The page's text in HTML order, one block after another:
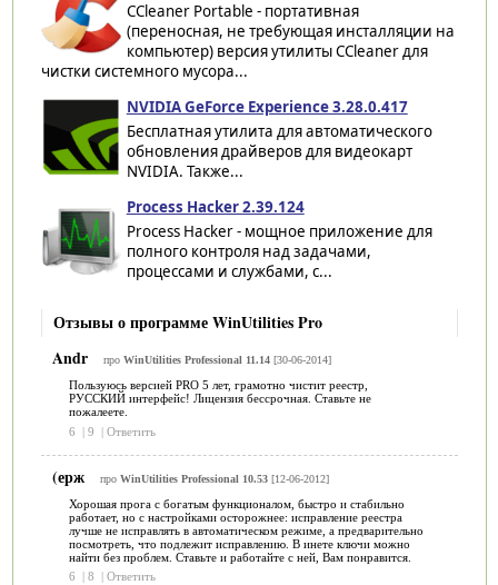
CCleaner Portable - портативная
(переносная, не требующая инсталляции на
компьютер) версия утилиты CCleaner для
чистки системного мусора...
NVIDIA GeForce Experience 3.28.0.417
Бесплатная утилита для автоматического
обновления драйверов для видеокарт
NVIDIA. Также...
Process Hacker 2.39.124
Process Hacker - мощное приложение для
полного контроля над задачами,
процессами и службами, с...
Отзывы о программе WinUtilities Pro
Andr
про WinUtilities Professional 11.14[30-06-2014]
Пользуюсь версией PRO 5 лет, грамотно чистит реестр,
РУССКИЙ интерфейс! Лицензия бессрочная. Ставьте не
пожалеете.
6
| 9 | Ответить
(ерж про WinUtilities Professional 10.53[12-06-2012]
Хорошая прога с богатым функционалом, быстро и стабильно
работает, но с настройками осторожнее: исправление реестра
лучше не исправлять в автоматическом режиме, а предварительно
посмотреть, что подлежит исправлению. В инете ключи можно
найти без проблем. Ставьте и работайте с ней, Вам понравится.
6
8 Ответить